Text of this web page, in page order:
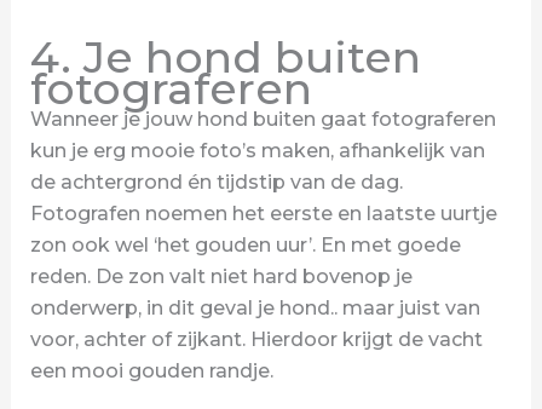
4. Je hond buiten
fotograferen
Wanneer je jouw hond buiten gaat fotograferen
kun je erg mooie foto’s maken, afhankelijk van
de achtergrond én tijdstip van de dag.
Fotografen noemen het eerste en laatste uurtje
zon ook wel ‘het gouden uur’. En met goede
reden. De zon valt niet hard bovenop je
onderwerp, in dit geval je hond.. maar juist van
voor, achter of zijkant. Hierdoor krijgt de vacht
een mooi gouden randje.